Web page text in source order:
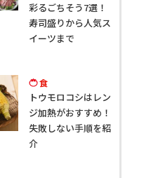
彩るごちそう7選！
寿司盛りから人気ス
イーツまで
食
トウモロコシはレン
ジ加熱がおすすめ！
失敗しない手順を紹
介